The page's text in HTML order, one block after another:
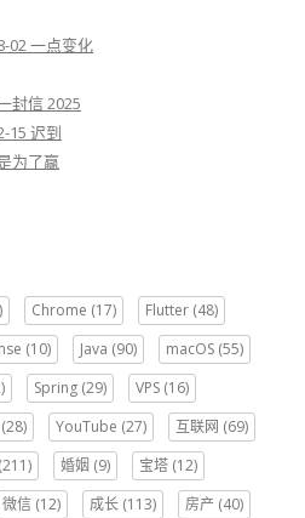
02 一点变化
封信 2025
15 迟到
为了赢
Chrome (17) Flutter (48)
(10) Java (90) macOS (55)
Spring (29) VPS (16)
(28) YouTube (27) 互联网 (69)
(211) 婚姻 (9) 宝塔 (12)
微信 (12) 成长 (113) 房产 (40)